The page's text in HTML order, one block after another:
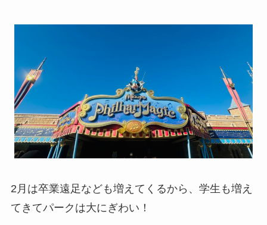
2月は卒業遠足なども増えてくるから、学生も増え
てきてパークは大にぎわい！